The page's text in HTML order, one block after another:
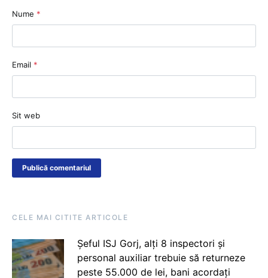
Nume *
Email *
Sit web
CELE MAI CITITE ARTICOLE
Șeful ISJ Gorj, alți 8 inspectori și
personal auxiliar trebuie să returneze
peste 55.000 de lei, bani acordați